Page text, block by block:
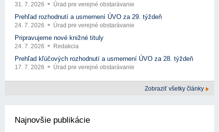
31. 7. 2026 Úrad pre verejné obstarávanie
Prehľad rozhodnutí a usmernení ÚVO za 29. týždeň
24. 7. 2026 Úrad pre verejné obstarávanie
Pripravujeme nové knižné tituly
24. 7. 2026 Redakcia
Prehľad kľúčových rozhodnutí a usmernení ÚVO za 28. týždeň
17. 7. 2026 Úrad pre verejné obstarávanie
Zobraziť všetky články
Najnovšie publikácie